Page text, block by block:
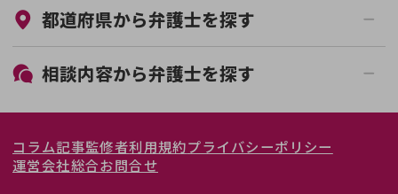
初回相談無料
土日祝の相談可能
都道府県から弁護士を探す
北海道・東北
北海道 青森県
岩手県 宮城県
関東
東京都 神奈川県
東海
相談内容から弁護士を探す
離婚裁判
親権・面会交流権
コラム記事監修者利用規約プライバシーポリシー
運営会社総合お問合せ